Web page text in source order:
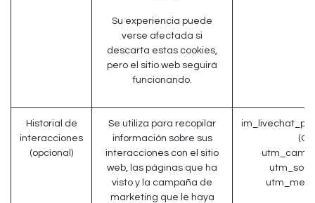
Su experiencia puede
verse afectada si
descarta estas cookies,
pero el sitio web seguirá
funcionando.
Historial de
interacciones
(opcional)
Se utiliza para recopilar
información sobre sus
interacciones con el sitio
web, las páginas que ha
visto y la campaña de
marketing que le haya